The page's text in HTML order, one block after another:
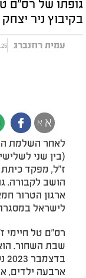
בקיבוץ ניר יצחק
עמית רוזנברג
א א
לאחר השלמת
(בין שני
ז"ל, מפקד כיתת
הושב לקבורה.
לישראל
רס"ם טל חיימי
ארבעה ילדים,